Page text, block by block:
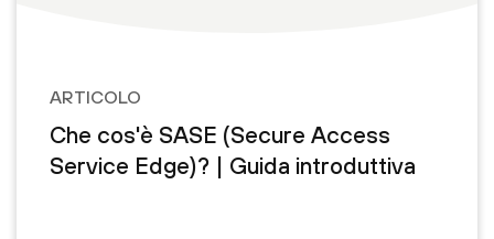
ARTICOLO
Che cos'è SASE (Secure Access
Service Edge)? | Guida introduttiva